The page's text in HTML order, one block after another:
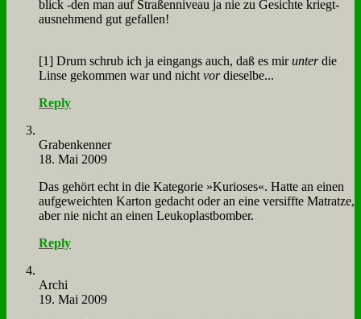
blick ‑den man auf Stra­ßen­ni­veau ja nie zu Ge­sich­te kriegt-
aus­neh­mend gut ge­fal­len!
[1] Drum schrub ich ja ein­gangs auch, daß es mirun­terdie
Lin­se ge­kom­men war und nicht vordie­sel­be...
Reply
Gra­ben­ken­ner
18. Mai 2009
Das ge­hört echt in die Ka­te­go­rie »Ku­rio­ses«. Hat­te an ei­nen
auf­ge­weich­ten Kar­ton ge­dacht oder an ei­ne ver­siff­te Ma­trat­ze,
aber nie nicht an ei­nen Leu­ko­plast­bom­ber.
Reply
Ar­chi
19. Mai 2009